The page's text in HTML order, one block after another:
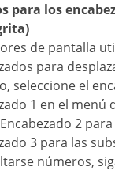
para los
de pantalla
para
seleccione el
1 en el menú
2
3 para las
números,